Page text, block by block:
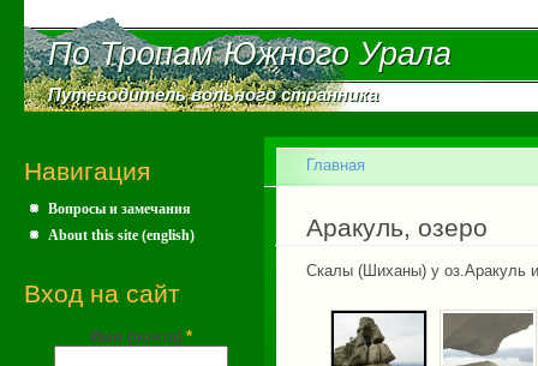
По Тропам Южного Урала
По Тропам Южного Урала
Путеводитель вольного странника
Путеводитель вольного странника
Навигация
Вопросы и замечания
About this site (english)
Вход на сайт
Имя (почта) *
Вы здесь
Главная
Аракуль, озеро
Скалы (Шиханы) у оз.Аракуль и